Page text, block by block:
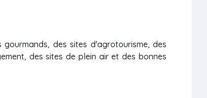
des sites d'agrotourisme, des
des sites de plein air et des bonnes